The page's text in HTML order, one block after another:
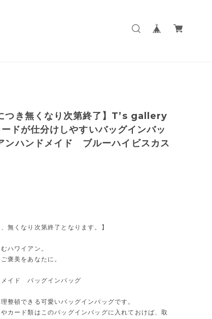
つき無くなり次第終了】T’s gallery
ドが仕分けしやすいバッグインバッ
ハンドメイド ブルーハイビスカス
無くなり次第終了となります。】
ハワイアン。
褒美をあなたに。
メイド バッグインバッグ
整頓できる可愛いバッグインバッグです。
カード類はこのバッグインバッグに入れておけば、取